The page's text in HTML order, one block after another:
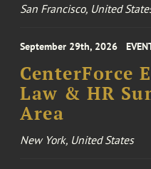
San Francisco, United
September 29th, 2026
CenterForce
Law & HR
Area
New York, United States